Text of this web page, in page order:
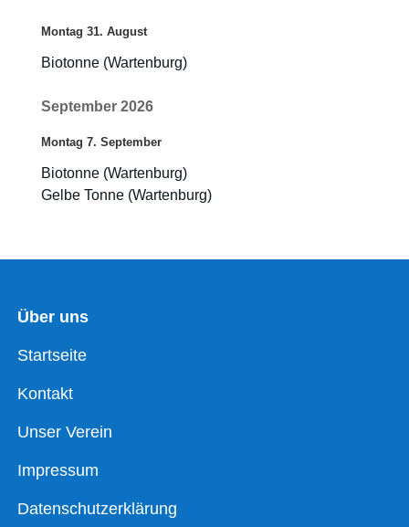
Montag 31. August
Biotonne (Wartenburg)
September 2026
Montag 7. September
Biotonne (Wartenburg)
Gelbe Tonne (Wartenburg)
Über uns
Startseite
Kontakt
Unser Verein
Impressum
Datenschutzerklärung